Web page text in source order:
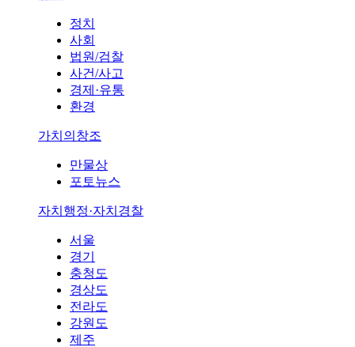
정치
사회
법원/검찰
사건/사고
경제·유통
환경
가치의창조
만물상
포토뉴스
자치행정·자치경찰
서울
경기
충청도
경상도
전라도
강원도
제주